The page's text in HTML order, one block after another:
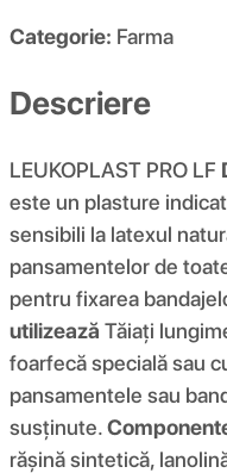
Categorie: Farma
Descriere
LEUKOPLAST PRO LF
este un plasture
sensibili la latexul
pansamentelor de
pentru fixarea
utilizează Tăiați
foarfecă specială sau
pansamentele sau
susținute.
rășină sintetică,